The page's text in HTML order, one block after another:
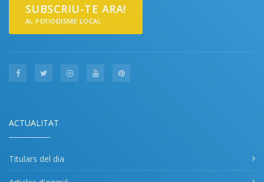
SUBSCRIU-TE ARA!
AL PERIODISME LOCAL
ACTUALITAT
Titulars del dia